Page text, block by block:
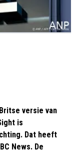
versie van
is
Dat heeft
News. De